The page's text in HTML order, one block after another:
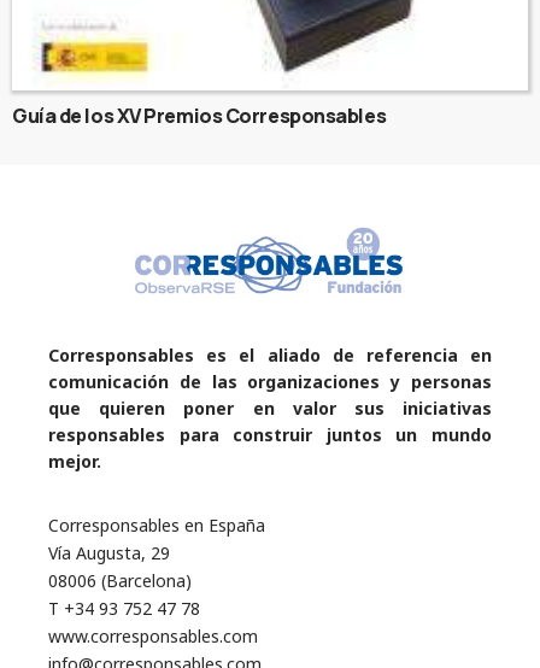
Guía de los XV Premios Corresponsables
Corresponsables es el aliado de referencia en
comunicación de las organizaciones y personas
que quieren poner en valor sus iniciativas
responsables para construir juntos un mundo
mejor.
Corresponsables en España
Vía Augusta, 29
08006 (Barcelona)
T +34 93 752 47 78
www.corresponsables.com